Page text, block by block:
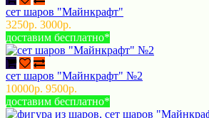
сет шаров "Майнкрафт"
3250р. 3000р.
доставим бесплатно*
сет шаров "Майнкрафт" №2
10000р. 9500р.
доставим бесплатно*